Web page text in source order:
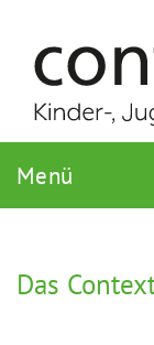
Menü
Das